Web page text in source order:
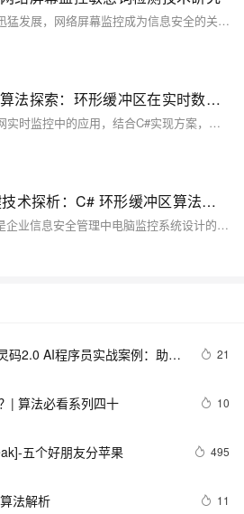
随着数字化办公和网络交互迅猛发展，网络屏幕监控成为信息安全的关键。基数树（Trie Tree）凭借高效的字符串处理能力，在敏感词检测中表现出色。结合C#语言，可构建高时效、高准确率的敏感词识别模块，提升网络安全防护能力。
内网实时监控中的 C# 算法探索：环形缓冲区在实时数据处理中的关键作用
本文探讨了环形缓冲区在内网实时监控中的应用，结合C#实现方案，分析其原理与优势。作为固定长度的循环队列，环形缓冲区通过FIFO机制高效处理高速数据流，具备O(1)时间复杂度的读写操作，降低延迟与内存开销。文章从设计逻辑、代码示例到实际适配效果展开讨论，并展望其与AI结合的潜力，为开发者提供参考。
公司电脑监控软件关键技术探析：C# 环形缓冲区算法的理论与实践
环形缓冲区（Ring Buffer）是企业信息安全管理中电脑监控系统设计的核心数据结构，适用于高并发、高速率与短时有效的多源异构数据处理场景。其通过固定大小的连续内存空间实现闭环存储，具备内存优化、操作高效、数据时效管理和并发支持等优势。文章以C#语言为例，展示了线程安全的环形缓冲区实现，并结合URL访问记录监控应用场景，分析了其在流量削峰、关键数据保护和高性能处理中的适配性。该结构在日志捕获和事件缓冲中表现出色，对提升监控系统效能具有重要价值。
码2.0 AI程序员实战案例：助力
21
| 算法必看系列四十 10
五个好朋友分苹果 495
法解析 11